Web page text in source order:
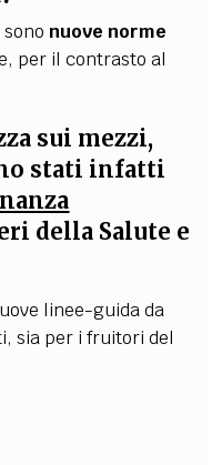
nuove norme
per il contrasto al
sui mezzi,
stati infatti
della Salute e
linee-guida da
sia per i fruitori del